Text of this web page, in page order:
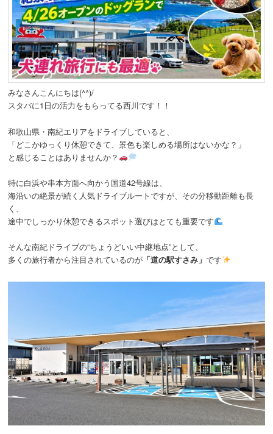
みなさんこんにちは(^^)/
スタバに1日の活力をもらってる西川です！！
和歌山県・南紀エリアをドライブしていると、
「どこかゆっくり休憩できて、景色も楽しめる場所はないかな？」
と感じることはありませんか？
特に白浜や串本方面へ向かう国道42号線は、
海沿いの絶景が続く人気ドライブルートですが、その分移動距離も長
く、
途中でしっかり休憩できるスポット選びはとても重要です
そんな南紀ドライブの“ちょうどいい中継地点”として、
多くの旅行者から注目されているのが 「道の駅すさみ」です